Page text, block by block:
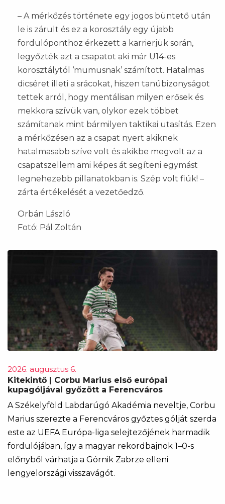
– A mérkőzés története egy jogos büntető után
le is zárult és ez a korosztály egy újabb
fordulóponthoz érkezett a karrierjük során,
legyőzték azt a csapatot aki már U14-es
korosztálytól ‘mumusnak’ számított. Hatalmas
dicséret illeti a srácokat, hiszen tanúbizonyságot
tettek arról, hogy mentálisan milyen erősek és
mekkora szívük van, olykor ezek többet
számítanak mint bármilyen taktikai utasítás. Ezen
a mérkőzésen az a csapat nyert akiknek
hatalmasabb szíve volt és akikbe megvolt az a
csapatszellem ami képes át segíteni egymást
legnehezebb pillanatokban is. Szép volt fiúk! –
zárta értékelését a vezetőedző.
Orbán László
Fotó: Pál Zoltán
2026. augusztus 6.
Kitekintő | Corbu Marius első európai
kupagóljával győzött a Ferencváros
A Székelyföld Labdarúgó Akadémia neveltje, Corbu
Marius szerezte a Ferencváros győztes gólját szerda
este az UEFA Európa-liga selejtezőjének harmadik
fordulójában, így a magyar rekordbajnok 1–0-s
előnyből várhatja a Górnik Zabrze elleni
lengyelországi visszavágót.